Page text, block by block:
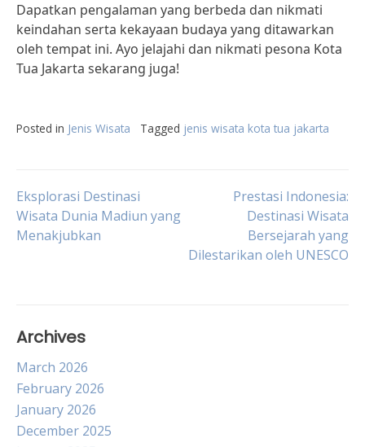
Dapatkan pengalaman yang berbeda dan nikmati
keindahan serta kekayaan budaya yang ditawarkan
oleh tempat ini. Ayo jelajahi dan nikmati pesona Kota
Tua Jakarta sekarang juga!
Posted in Jenis Wisata Tagged jenis wisata kota tua jakarta
Post
navigation
Eksplorasi Destinasi
Wisata Dunia Madiun yang
Menakjubkan
Prestasi Indonesia:
Destinasi Wisata
Bersejarah yang
Dilestarikan oleh UNESCO
Archives
March 2026
February 2026
January 2026
December 2025